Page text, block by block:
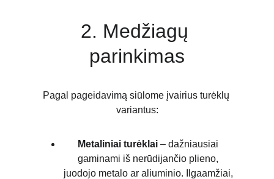
2. Medžiagų
parinkimas
Pagal pageidavimą siūlome įvairius turėklų
variantus:
Metaliniai turėklai – dažniausiai
gaminami iš nerūdijančio plieno,
juodojo metalo ar aliuminio. Ilgaamžiai,